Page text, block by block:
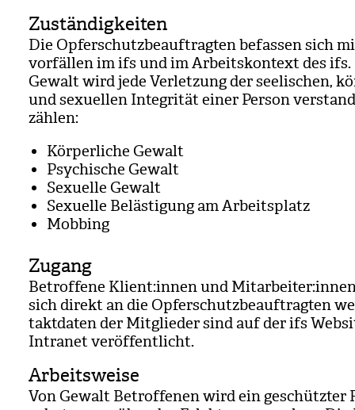
Zuständigkeiten
Die Opfer­schutz­be­auf­trag­ten befas­sen sich
vor­fäl­len im ifs und im Arbeits­kon­text des
Gewalt wird jede Ver­let­zung der see­li­schen,
und sexu­el­len Inte­gri­tät einer Per­son
zäh­len:
Kör­per­li­che Gewalt
Psy­chi­sche Gewalt
Sexu­elle Gewalt
Sexu­elle Beläs­ti­gung am Arbeits­platz
Mob­bing
Zugang
Betrof­fene Kli­ent:innen und
sich direkt an die Opfer­schutz­be­auf­trag­ten
takt­da­ten der Mit­glie­der sind auf der ifs
Intra­net ver­öf­fent­licht.
Arbeitsweise
Von Gewalt Betrof­fe­nen wird ein geschütz­ter